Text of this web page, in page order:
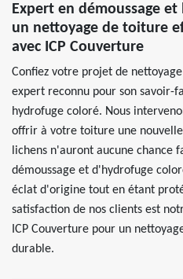
Expert en démoussage
un nettoyage de toiture
avec ICP Couverture
Confiez votre projet de
expert reconnu pour son savoir-
hydrofuge coloré. Nous
offrir à votre toiture une nouvelle
lichens n'auront aucune chance
démoussage et d'hydrofuge
éclat d'origine tout en étant
satisfaction de nos clients est
ICP Couverture pour un
durable.